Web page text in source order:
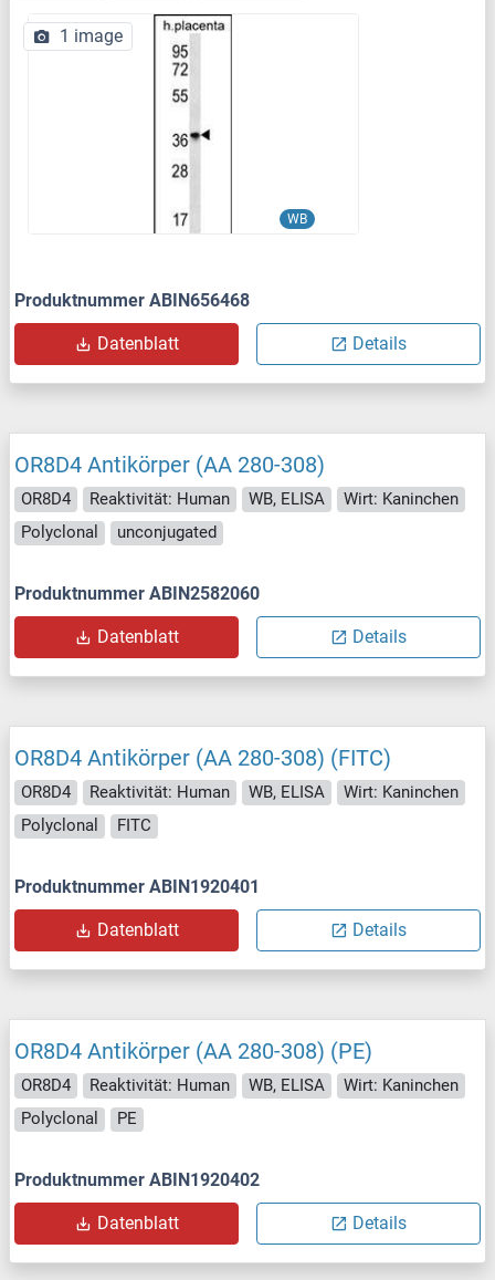
WB
1 image
Produktnummer ABIN656468
Datenblatt Details
OR8D4 Antikörper (AA 280-308)
OR8D4 Reaktivität: Human WB, ELISA
Wirt: Kaninchen
Polyclonal
unconjugated
Produktnummer ABIN2582060
Datenblatt Details
OR8D4 Antikörper (AA 280-308) (FITC)
OR8D4 Reaktivität: Human WB, ELISA
Wirt: Kaninchen
Polyclonal
FITC
Produktnummer ABIN1920401
Datenblatt Details
OR8D4 Antikörper (AA 280-308) (PE)
OR8D4 Reaktivität: Human WB, ELISA
Wirt: Kaninchen
Polyclonal
PE
Produktnummer ABIN1920402
Datenblatt Details